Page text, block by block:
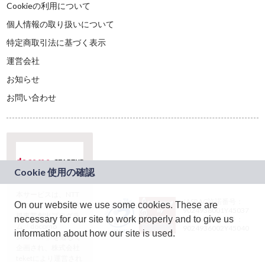
Cookieの利用について
個人情報の取り扱いについて
特定商取引法に基づく表示
運営会社
お知らせ
お問い合わせ
ドコモグループの新
規事業創出プログラ
ム「docomo
STARTUP」を通じて
JASRAC許諾番号：
9024936001Y45037
JASRAC許諾番号：
On our website we use some cookies. These are
necessary for our site to work properly and to give us
information about how our site is used.